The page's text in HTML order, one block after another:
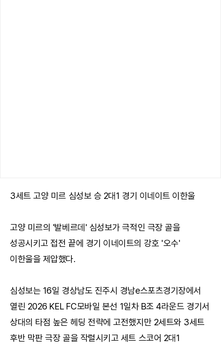
3세트 고양 미르 심성보 승 2대1 경기 이네이트 이한울
고양 미르의 '발베르데' 심성보가 극적인 극장 골을
성공시키고 접전 끝에 경기 이네이트의 강호 '오수'
이한울을 제압했다.
심성보는 16일 경상남도 진주시 경남e스포츠경기장에서
열린 2026 KEL FC모바일 본선 1일차 B조 4라운드 경기서
상대의 타점 높은 헤딩 전략에 고전했지만 2세트와 3세트
후반 막판 극장 골을 작렬시키고 세트 스코어 2대1